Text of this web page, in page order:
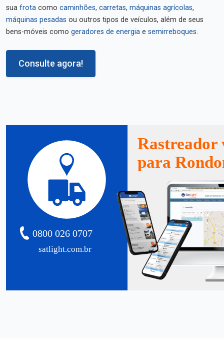
sua frota como caminhões, carretas, máquinas agrícolas,
máquinas pesadas ou outros tipos de veículos, além de seus
bens-móveis como geradores de energia e semirreboques.
Consulte agora!
satlight.com.br
0800 026 0707
Rastreador
para